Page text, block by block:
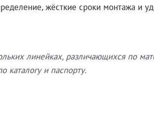
жёсткие сроки монтажа
линейках, различающихся по
каталогу и паспорту.